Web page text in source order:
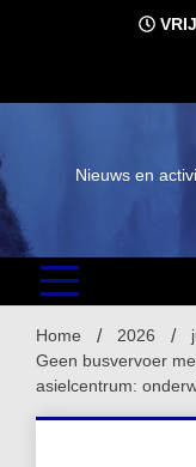
Nieuws en
Home 2026
Geen busvervoer
asielcentrum: